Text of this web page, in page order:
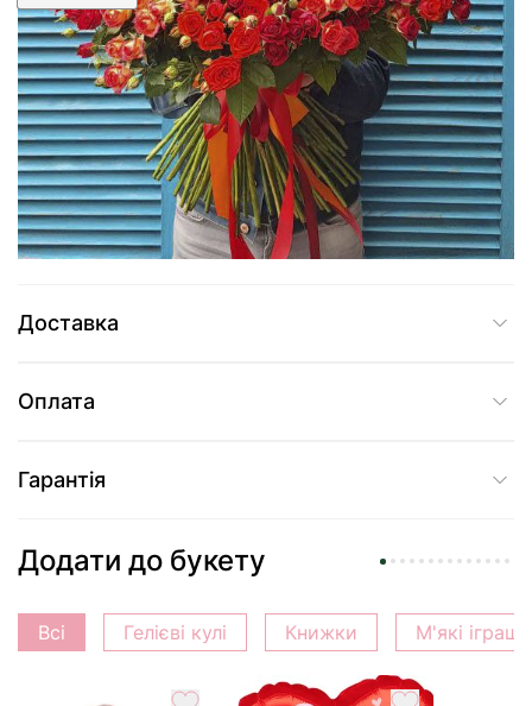
11 919 грн
Додати до кошика
Купити в один клік
Доставка
Оплата
Гарантія
Додати до букету
Всі Гелієві кулі Книжки М'які